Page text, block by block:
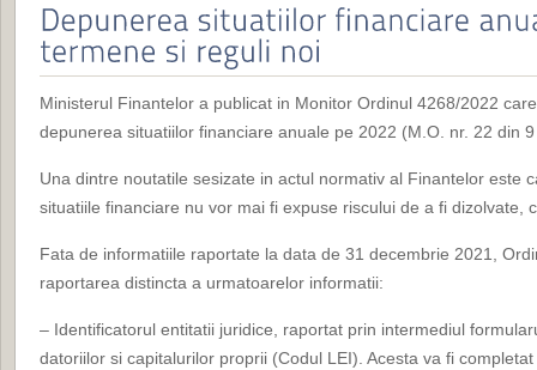
Ministerul Finantelor a publicat in Monitor Ordinul 4268/2022
depunerea situatiilor financiare anuale pe 2022 (M.O. nr. 22 din
Una dintre noutatile sesizate in actul normativ al Finantelor este
situatiile financiare nu vor mai fi expuse riscului de a fi dizolvate,
Fata de informatiile raportate la data de 31 decembrie 2021,
raportarea distincta a urmatoarelor informatii:
– Identificatorul entitatii juridice, raportat prin intermediul
datoriilor si capitalurilor proprii (Codul LEI). Acesta va fi